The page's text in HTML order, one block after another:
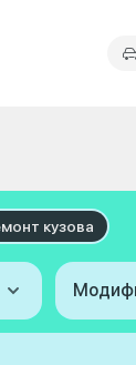
кузова